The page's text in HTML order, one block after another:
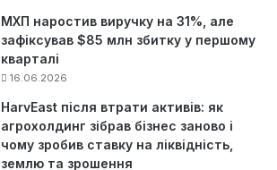
МХП наростив виручку на 31%, але
зафіксував $85 млн збитку у першому
кварталі
16.06.2026
HarvEast після втрати активів: як
агрохолдинг зібрав бізнес заново і
чому зробив ставку на ліквідність,
землю та зрошення